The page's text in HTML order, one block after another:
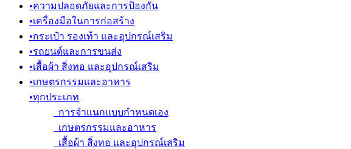
•ความปลอดภัยและการป้องกัน
•เครื่องมือในการก่อสร้าง
•กระเป๋า รองเท้า และอุปกรณ์เสริม
•รถยนต์และการขนส่ง
•เสื้อผ้า สิ่งทอ และอุปกรณ์เสริม
•เกษตรกรรมและอาหาร
•ทุกประเภท
การจำแนกแบบกำหนดเอง
เกษตรกรรมและอาหาร
เสื้อผ้า สิ่งทอ และอุปกรณ์เสริม